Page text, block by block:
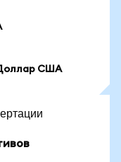
США